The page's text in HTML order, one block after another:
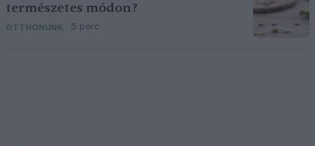
természetes módon?
OTTHONUNK 5 perc